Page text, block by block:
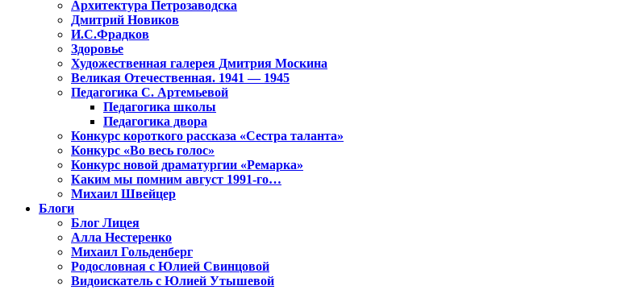
Архитектура Петрозаводска
Дмитрий Новиков
И.С.Фрадков
Здоровье
Художественная галерея Дмитрия Москина
Великая Отечественная. 1941 — 1945
Педагогика С. Артемьевой
Педагогика школы
Педагогика двора
Конкурс короткого рассказа «Сестра таланта»
Конкурс «Во весь голос»
Конкурс новой драматургии «Ремарка»
Каким мы помним август 1991-го…
Михаил Швейцер
Блоги
Блог Лицея
Алла Нестеренко
Михаил Гольденберг
Родословная с Юлией Свинцовой
Видоискатель с Юлией Утышевой